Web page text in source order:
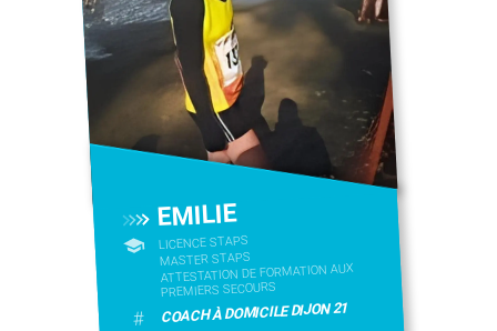
EMILIE
LICENCE STAPS
MASTER STAPS
ATTESTATION DE FORMATION AUX
PREMIERS SECOURS
# COACH À DOMICILE DIJON 21